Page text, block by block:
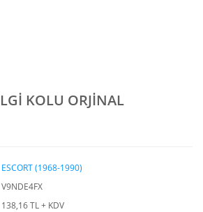
KOLU ORJİNAL
ESCORT (1968-1990)
V9NDE4FX
138,16 TL + KDV